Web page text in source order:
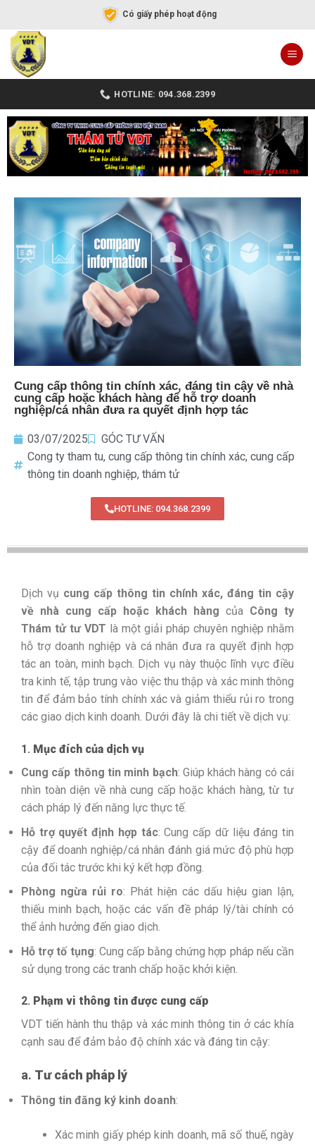
Có giấy phép hoạt động
HOTLINE: 094.368.2399
Cung cấp thông tin chính xác, đáng tin cậy về nhà
cung cấp hoặc khách hàng để hỗ trợ doanh
nghiệp/cá nhân đưa ra quyết định hợp tác
03/07/2025
GÓC TƯ VẤN
Cong ty tham tu, cung cấp thông tin chính xác, cung cấp
thông tin doanh nghiệp, thám tử
HOTLINE: 094.368.2399
Dịch vụ cung cấp thông tin chính xác, đáng tin cậy
về nhà cung cấp hoặc khách hàng của Công ty
Thám tử tư VDT là một giải pháp chuyên nghiệp nhằm
hỗ trợ doanh nghiệp và cá nhân đưa ra quyết định hợp
tác an toàn, minh bạch. Dịch vụ này thuộc lĩnh vực điều
tra kinh tế, tập trung vào việc thu thập và xác minh thông
tin để đảm bảo tính chính xác và giảm thiểu rủi ro trong
các giao dịch kinh doanh. Dưới đây là chi tiết về dịch vụ:
1. Mục đích của dịch vụ
Cung cấp thông tin minh bạch: Giúp khách hàng có cái
nhìn toàn diện về nhà cung cấp hoặc khách hàng, từ tư
cách pháp lý đến năng lực thực tế.
Hỗ trợ quyết định hợp tác: Cung cấp dữ liệu đáng tin
cậy để doanh nghiệp/cá nhân đánh giá mức độ phù hợp
của đối tác trước khi ký kết hợp đồng.
Phòng ngừa rủi ro: Phát hiện các dấu hiệu gian lận,
thiếu minh bạch, hoặc các vấn đề pháp lý/tài chính có
thể ảnh hưởng đến giao dịch.
Hỗ trợ tố tụng: Cung cấp bằng chứng hợp pháp nếu cần
sử dụng trong các tranh chấp hoặc khởi kiện.
2. Phạm vi thông tin được cung cấp
VDT tiến hành thu thập và xác minh thông tin ở các khía
cạnh sau để đảm bảo độ chính xác và đáng tin cậy:
a. Tư cách pháp lý
Thông tin đăng ký kinh doanh:
Xác minh giấy phép kinh doanh, mã số thuế, ngày